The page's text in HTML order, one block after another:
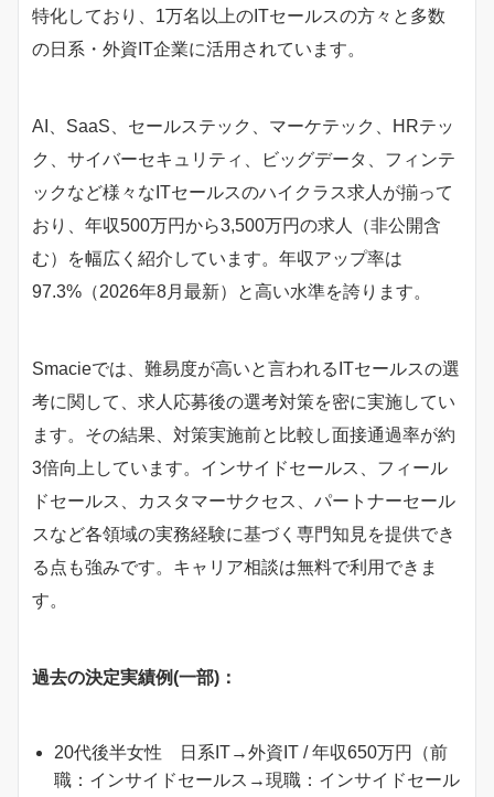
特化しており、1万名以上のITセールスの方々と多数
の日系・外資IT企業に活用されています。
AI、SaaS、セールステック、マーケテック、HRテッ
ク、サイバーセキュリティ、ビッグデータ、フィンテ
ックなど様々なITセールスのハイクラス求人が揃って
おり、年収500万円から3,500万円の求人（非公開含
む）を幅広く紹介しています。年収アップ率は
97.3%（2026年8月最新）と高い水準を誇ります。
Smacieでは、難易度が高いと言われるITセールスの選
考に関して、求人応募後の選考対策を密に実施してい
ます。その結果、対策実施前と比較し面接通過率が約
3倍向上しています。インサイドセールス、フィール
ドセールス、カスタマーサクセス、パートナーセール
スなど各領域の実務経験に基づく専門知見を提供でき
る点も強みです。キャリア相談は無料で利用できま
す。
過去の決定実績例(一部)：
20代後半女性 日系IT→外資IT / 年収650万円（前
職：インサイドセールス→現職：インサイドセール